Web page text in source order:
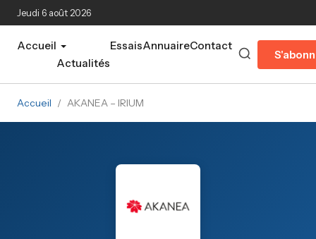
Aller au contenu principal
Jeudi 6 août 2026
Accueil
Actualités
EssaisAnnuaireContact
Accueil / AKANEA – IRIUM